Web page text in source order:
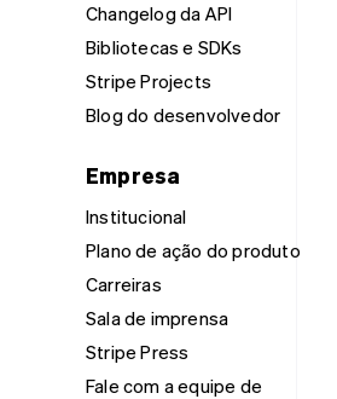
Changelog da API
Bibliotecas e SDKs
Stripe Projects
Blog do desenvolvedor
Empresa
Institucional
Plano de ação do produto
Carreiras
Sala de imprensa
Stripe Press
Fale com a equipe de